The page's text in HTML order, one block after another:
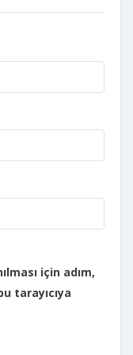
için adım,
tarayıcıya